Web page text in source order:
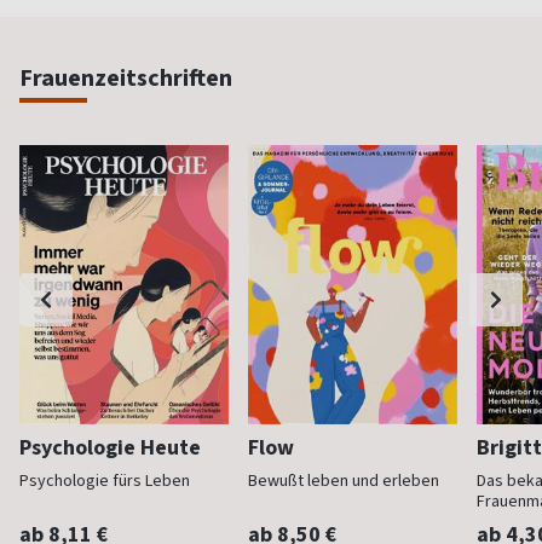
Frauenzeitschriften
Psychologie Heute
Psychologie fürs Leben
ab 8,11 €
Flow
Bewußt leben und erleben
ab 8,50 €
Das
ab